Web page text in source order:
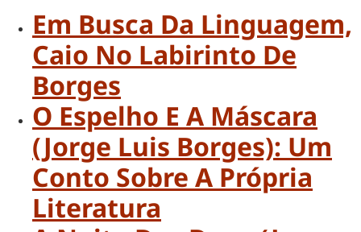
Em Busca Da Linguagem,
Caio No Labirinto De
Borges
O Espelho E A Máscara
(Jorge Luis Borges): Um
Conto Sobre A Própria
Literatura